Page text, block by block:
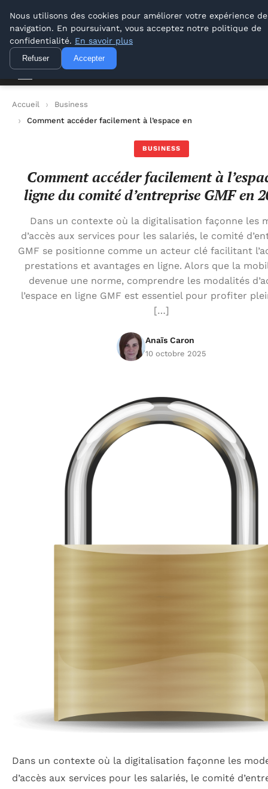
Lyon Photos
Lyon Photos
Accueil
Business
Comment accéder facilement à l’espace en ligne du comité
BUSINESS
Comment accéder facilement à
ligne du comité d’entreprise GMF en
Dans un contexte où la digitalisation façonne les
d’accès aux services pour les salariés, le comité
GMF se positionne comme un acteur clé facilitant
prestations et avantages en ligne. Alors que la
devenue une norme, comprendre les modalités
l’espace en ligne GMF est essentiel pour profiter
[…]
Anaïs Caron
10 octobre 2025
Dans un contexte où la digitalisation façonne les
d’accès aux services pour les salariés, le comité
Nous utilisons des cookies pour améliorer votre expérience de
navigation. En poursuivant, vous acceptez notre politique de
confidentialité. En savoir plus
Refuser Accepter